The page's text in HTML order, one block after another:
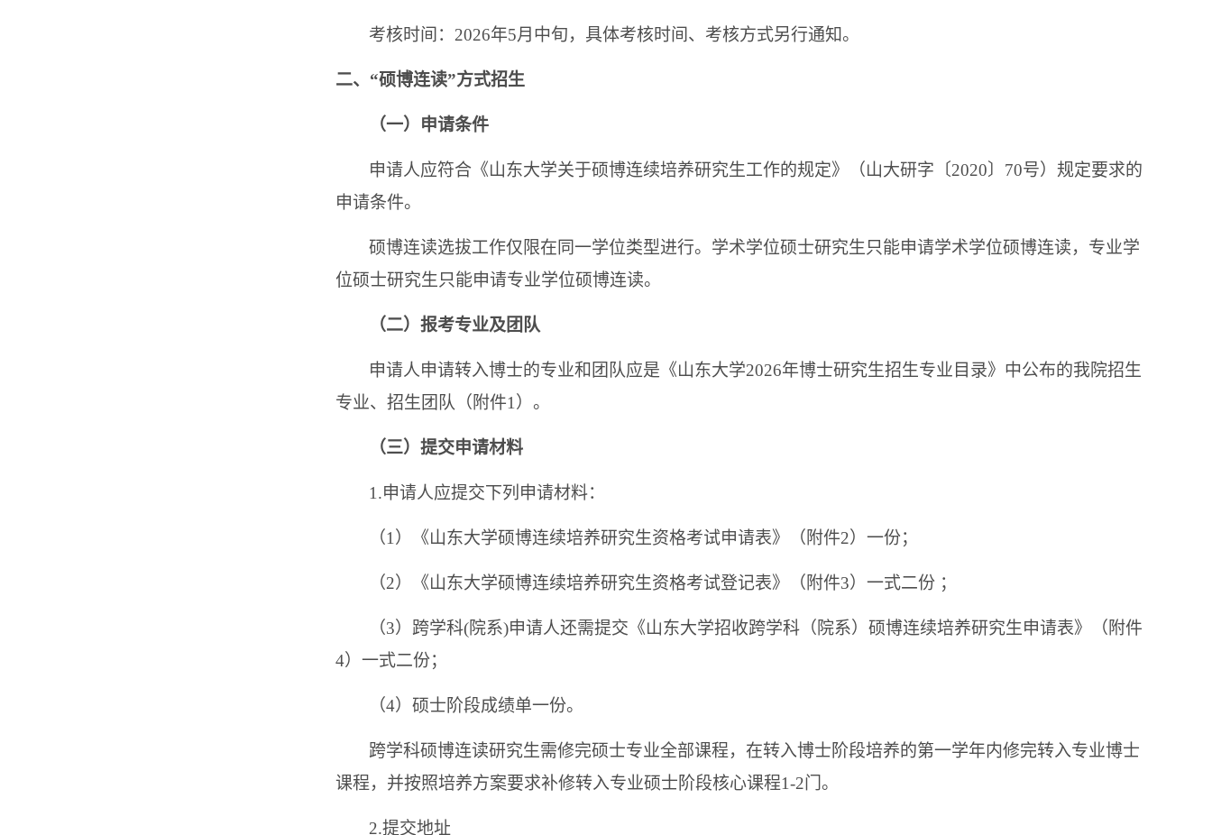
考核时间：2026年5月中旬，具体考核时间、考核方式另行通知。
二、“硕博连读”方式招生
（一）申请条件
申请人应符合《山东大学关于硕博连续培养研究生工作的规定》（山大研字〔2020〕70号）规定要求的
申请条件。
硕博连读选拔工作仅限在同一学位类型进行。学术学位硕士研究生只能申请学术学位硕博连读，专业学
位硕士研究生只能申请专业学位硕博连读。
（二）报考专业及团队
申请人申请转入博士的专业和团队应是《山东大学2026年博士研究生招生专业目录》中公布的我院招生
专业、招生团队（附件1） 。
（三）提交申请材料
1.申请人应提交下列申请材料：
（1）《山东大学硕博连续培养研究生资格考试申请表》（附件2）一份；
（2）《山东大学硕博连续培养研究生资格考试登记表》（附件3）一式二份 ；
（3）跨学科(院系)申请人还需提交《山东大学招收跨学科（院系）硕博连续培养研究生申请表》（附件
4）一式二份；
（4）硕士阶段成绩单一份。
跨学科硕博连读研究生需修完硕士专业全部课程，在转入博士阶段培养的第一学年内修完转入专业博士
课程，并按照培养方案要求补修转入专业硕士阶段核心课程1-2门。
2.提交地址